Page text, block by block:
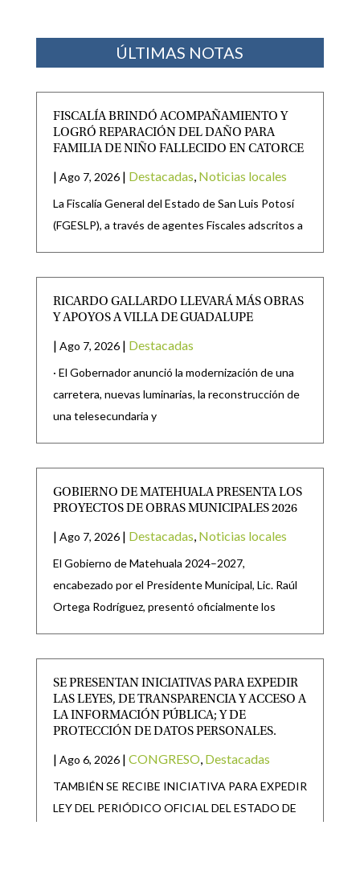
ÚLTIMAS NOTAS
FISCALÍA BRINDÓ ACOMPAÑAMIENTO Y
LOGRÓ REPARACIÓN DEL DAÑO PARA
FAMILIA DE NIÑO FALLECIDO EN CATORCE
| Ago 7, 2026 | Destacadas, Noticias locales
La Fiscalía General del Estado de San Luis Potosí
(FGESLP), a través de agentes Fiscales adscritos a
RICARDO GALLARDO LLEVARÁ MÁS OBRAS
Y APOYOS A VILLA DE GUADALUPE
| Ago 7, 2026 | Destacadas
· El Gobernador anunció la modernización de una
carretera, nuevas luminarias, la reconstrucción de
una telesecundaria y
GOBIERNO DE MATEHUALA PRESENTA LOS
PROYECTOS DE OBRAS MUNICIPALES 2026
| Ago 7, 2026 | Destacadas, Noticias locales
El Gobierno de Matehuala 2024–2027,
encabezado por el Presidente Municipal, Lic. Raúl
Ortega Rodríguez, presentó oficialmente los
SE PRESENTAN INICIATIVAS PARA EXPEDIR
LAS LEYES, DE TRANSPARENCIA Y ACCESO A
LA INFORMACIÓN PÚBLICA; Y DE
PROTECCIÓN DE DATOS PERSONALES.
| Ago 6, 2026 | CONGRESO, Destacadas
TAMBIÉN SE RECIBE INICIATIVA PARA EXPEDIR
LEY DEL PERIÓDICO OFICIAL DEL ESTADO DE